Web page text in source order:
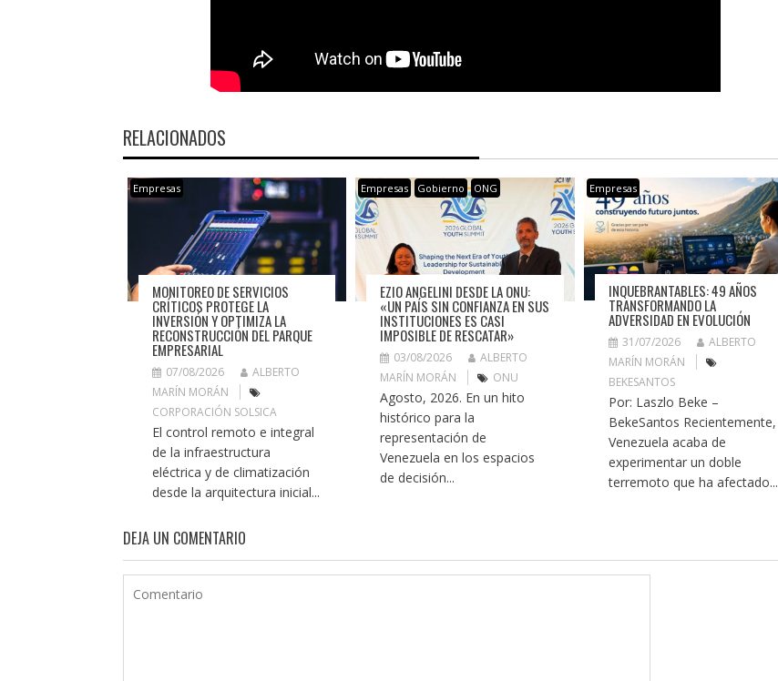
RELACIONADOS
Empresas
MONITOREO DE SERVICIOS
CRÍTICOS PROTEGE LA
INVERSIÓN Y OPTIMIZA LA
RECONSTRUCCIÓN DEL PARQUE
EMPRESARIAL
07/08/2026
ALBERTO
MARÍN MORÁN
CORPORACIÓN SOLSICA
El control remoto e integral
de la infraestructura
eléctrica y de climatización
desde la arquitectura inicial...
Empresas Gobierno ONG
EZIO ANGELINI DESDE LA ONU:
«UN PAÍS SIN CONFIANZA EN SUS
INSTITUCIONES ES CASI
IMPOSIBLE DE RESCATAR»
03/08/2026
ALBERTO
MARÍN MORÁN
ONU
Agosto, 2026. En un hito
histórico para la
representación de
Venezuela en los espacios
de decisión...
Empresas
INQUEBRANTABLES: 49 AÑOS
TRANSFORMANDO LA
ADVERSIDAD EN EVOLUCIÓN
31/07/2026
ALBERTO
MARÍN MORÁN
BEKESANTOS
Por: Laszlo Beke –
BekeSantos Recientemente,
Venezuela acaba de
experimentar un doble
terremoto que ha afectado...
DEJA UN COMENTARIO